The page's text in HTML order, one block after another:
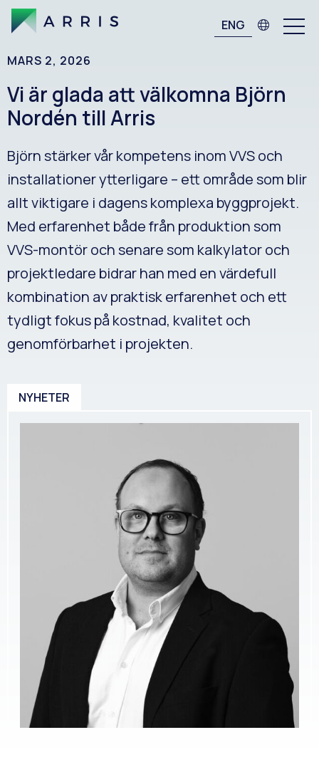
ENG
MARS 2, 2026
Vi är glada att välkomna Björn
Nordén till Arris
Björn stärker vår kompetens inom VVS och
installationer ytterligare – ett område som blir
allt viktigare i dagens komplexa byggprojekt.
Med erfarenhet både från produktion som
VVS-montör och senare som kalkylator och
projektledare bidrar han med en värdefull
kombination av praktisk erfarenhet och ett
tydligt fokus på kostnad, kvalitet och
genomförbarhet i projekten.
NYHETER